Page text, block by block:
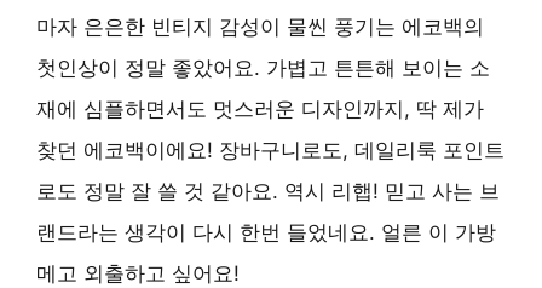
마자 은은한 빈티지 감성이 물씬 풍기는 에코백의
첫인상이 정말 좋았어요. 가볍고 튼튼해 보이는 소
재에 심플하면서도 멋스러운 디자인까지, 딱 제가
찾던 에코백이에요! 장바구니로도, 데일리룩 포인트
로도 정말 잘 쓸 것 같아요. 역시 리햅! 믿고 사는 브
랜드라는 생각이 다시 한번 들었네요. 얼른 이 가방
메고 외출하고 싶어요!